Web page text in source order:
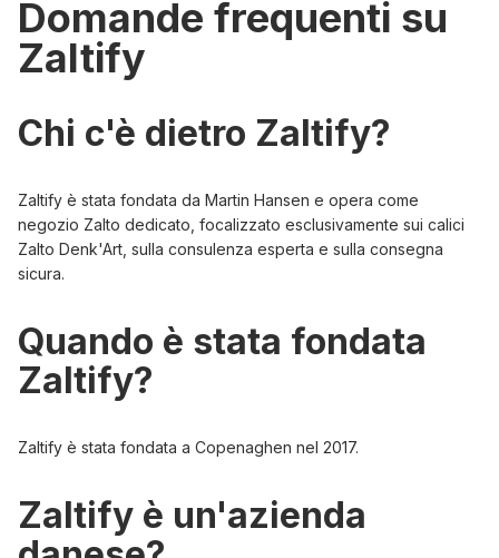
Domande frequenti su
Zaltify
Chi c'è dietro Zaltify?
Zaltify è stata fondata da Martin Hansen e opera come
negozio Zalto dedicato, focalizzato esclusivamente sui calici
Zalto Denk'Art, sulla consulenza esperta e sulla consegna
sicura.
Quando è stata fondata
Zaltify?
Zaltify è stata fondata a Copenaghen nel 2017.
Zaltify è un'azienda